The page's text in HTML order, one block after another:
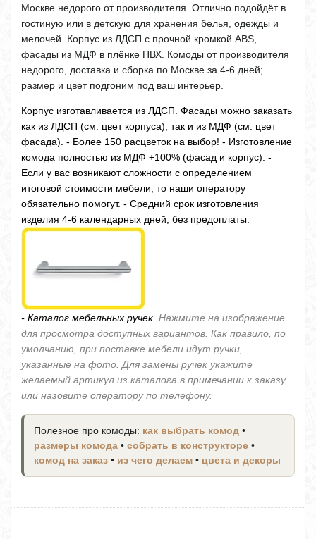
Москве недорого от производителя. Отлично подойдёт в
гостиную или в детскую для хранения белья, одежды и
мелочей. Корпус из ЛДСП с прочной кромкой ABS,
фасады из МДФ в плёнке ПВХ. Комоды от производителя
недорого, доставка и сборка по Москве за 4-6 дней;
размер и цвет подгоним под ваш интерьер.
Корпус изготавливается из ЛДСП. Фасады можно заказать
как из ЛДСП (см. цвет корпуса), так и из МДФ (см. цвет
фасада). - Более 150 расцветок на выбор! - Изготовление
комода полностью из МДФ +100% (фасад и корпус). -
Если у вас возникают сложности с определением
итоговой стоимости мебели, то наши оператору
обязательно помогут. - Средний срок изготовления
изделия 4-6 календарных дней, без предоплаты.
- Каталог мебельных ручек. Нажмите на изображение
для просмотра доступных вариантов. Как правило, по
умолчанию, при поставке мебели идут ручки,
указанные на фото. Для замены ручек укажите
желаемый артикул из каталога в примечании к заказу
или назовите оператору по телефону.
Полезное про комоды: как выбрать комод •
размеры комода • собрать в конструкторе •
комод на заказ • из чего делаем • цвета и декоры